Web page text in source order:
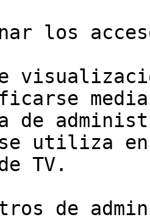
los
utiliza
TV.
de